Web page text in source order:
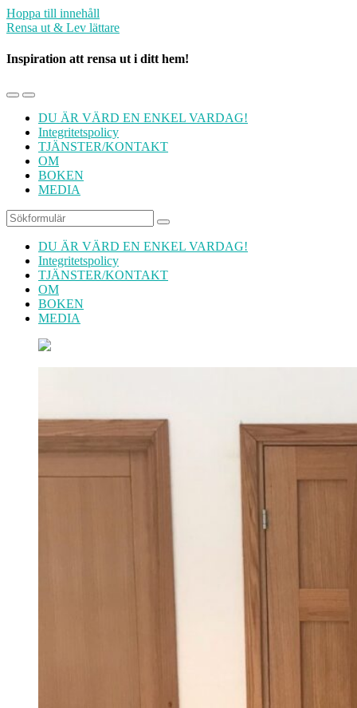
Hoppa till innehåll
Rensa ut & Lev lättare
Inspiration att rensa ut i ditt hem!
Slå
mobilmenyn
Slå
på/av
sökfältet
DU ÄR VÄRD EN ENKEL VARDAG!
Integritetspolicy
TJÄNSTER/KONTAKT
OM
BOKEN
MEDIA
Sök
DU ÄR VÄRD EN ENKEL VARDAG!
Integritetspolicy
TJÄNSTER/KONTAKT
OM
BOKEN
MEDIA